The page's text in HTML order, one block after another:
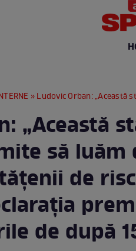
» Ludovic Orban: „Această stare de alertă ne permite să luăm decizii care apără
„Această
să luăm
de
de după